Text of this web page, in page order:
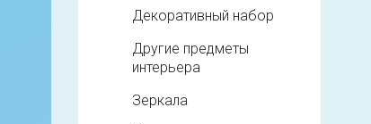
Декоративный набор
Другие предметы
интерьера
Зеркала